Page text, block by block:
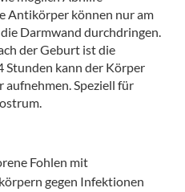
Antikörper können nur am
Darmwand durchdringen.
der Geburt ist die
Stunden kann der Körper
Speziell für
Fohlen mit
gegen Infektionen